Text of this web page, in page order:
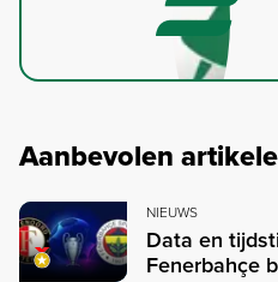
Aanbevolen
NIEUWS
Data en
Fenerbahçe